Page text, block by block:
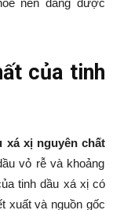
nên đang được
của tinh
xá xị nguyên chất
vỏ rễ và khoảng
tinh dầu xá xị có
xuất và nguồn gốc